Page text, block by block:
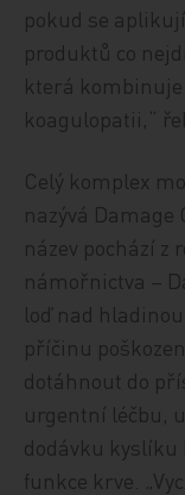
pokud se
produktů co
která
koagulopatii,“
Celý komplex
nazývá Damage
název pochází z
námořnictva –
loď nad
příčinu
dotáhnout do
urgentní léčbu,
dodávku kyslíku
funkce krve.